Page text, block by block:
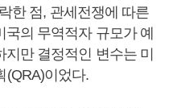
한 점, 관세전쟁에 따른
의 무역적자 규모가 예
만 결정적인 변수는 미
(QRA)이었다.